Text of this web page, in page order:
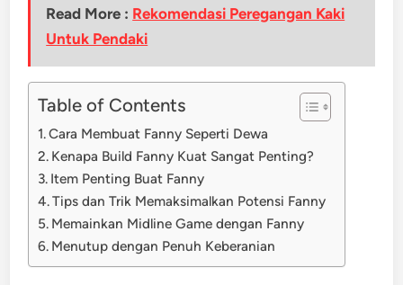
Read More : Rekomendasi Peregangan Kaki
Untuk Pendaki
Table of Contents
Cara Membuat Fanny Seperti Dewa
Kenapa Build Fanny Kuat Sangat Penting?
Item Penting Buat Fanny
Tips dan Trik Memaksimalkan Potensi Fanny
Memainkan Midline Game dengan Fanny
Menutup dengan Penuh Keberanian